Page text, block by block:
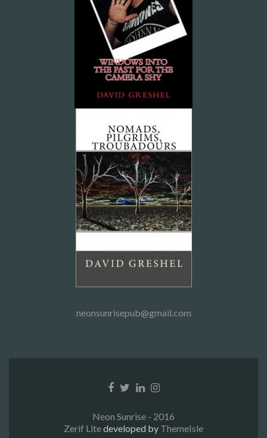
neonsunrisepub@gmail.com
Facebook
Twitter
LinkedinInstagram
Neon Sunrise - 2016
Zerif Litedeveloped by ThemeIsle